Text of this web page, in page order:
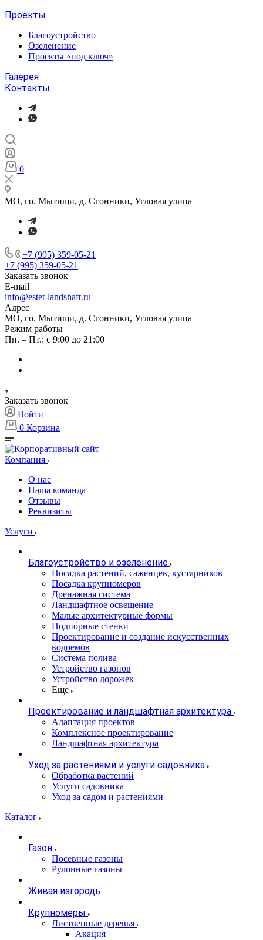
Проекты
Благоустройство
Озеленение
Проекты «под ключ»
Галерея
Контакты
0
МО, го. Мытищи, д. Сгонники, Угловая улица
+7 (995) 359-05-21
+7 (995) 359-05-21
Заказать звонок
E-mail
info@estet-landshaft.ru
Адрес
МО, го. Мытищи, д. Сгонники, Угловая улица
Режим работы
Пн. – Пт.: с 9:00 до 21:00
Заказать звонок
Войти
0 Корзина
Компания
О нас
Наша команда
Отзывы
Реквизиты
Услуги
Благоустройство и озеленение
Посадка растений, саженцев, кустарников
Посадка крупномеров
Дренажная система
Ландшафтное освещение
Малые архитектурные формы
Подпорные стенки
Проектирование и создание искусственных
водоемов
Система полива
Устройство газонов
Устройство дорожек
Еще
Проектирование и ландшафтная архитектура
Адаптация проектов
Комплексное проектирование
Ландшафтная архитектура
Уход за растениями и услуги садовника
Обработка растений
Услуги садовника
Уход за садом и растениями
Каталог
Газон
Посевные газоны
Рулонные газоны
Живая изгородь
Крупномеры
Лиственные деревья
Акация